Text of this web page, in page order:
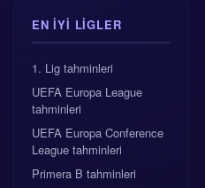
EN IYI LIGLER
1. Lig tahminleri
UEFA Europa League
tahminleri
UEFA Europa Conference
League tahminleri
Primera B tahminleri